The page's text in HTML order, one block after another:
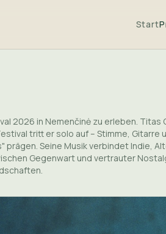
Start
2026 in Nemenčinė zu erleben.
tritt er solo auf – Stimme, Gitarre
prägen. Seine Musik verbindet Indie,
Gegenwart und vertrauter